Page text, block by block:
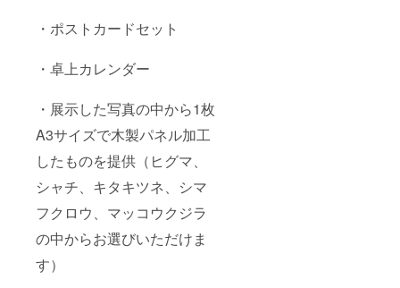
・ポストカードセット
・卓上カレンダー
・展示した写真の中から1枚
A3サイズで木製パネル加工
したものを提供（ヒグマ、
シャチ、キタキツネ、シマ
フクロウ、マッコウクジラ
の中からお選びいただけま
す）